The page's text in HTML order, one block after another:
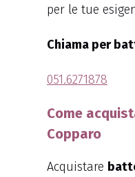
per le tue
Chiama per
051.6271878
Come
Copparo
Acquistare